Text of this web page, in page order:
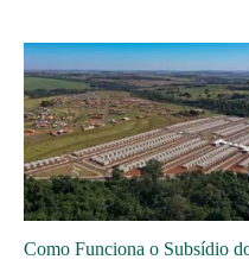
Como Funciona o Subsídio